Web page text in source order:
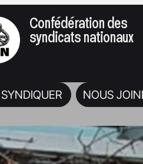
Confédération des
syndicats nationaux
NOUS